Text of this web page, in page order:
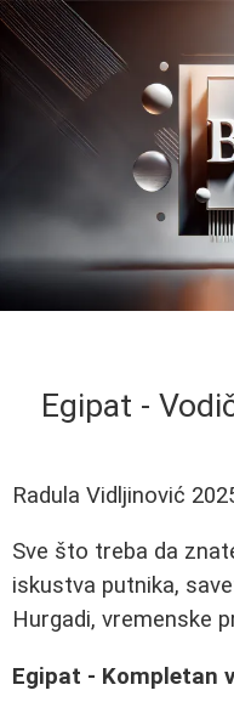
Egipat -
Radula Vidljinović
Sve što treba da
iskustva putnika,
Hurgadi, vremenske
Egipat - Kompletan